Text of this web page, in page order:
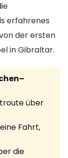
erfahrenes
der ersten
in Gibraltar.
über
Fahrt,
die